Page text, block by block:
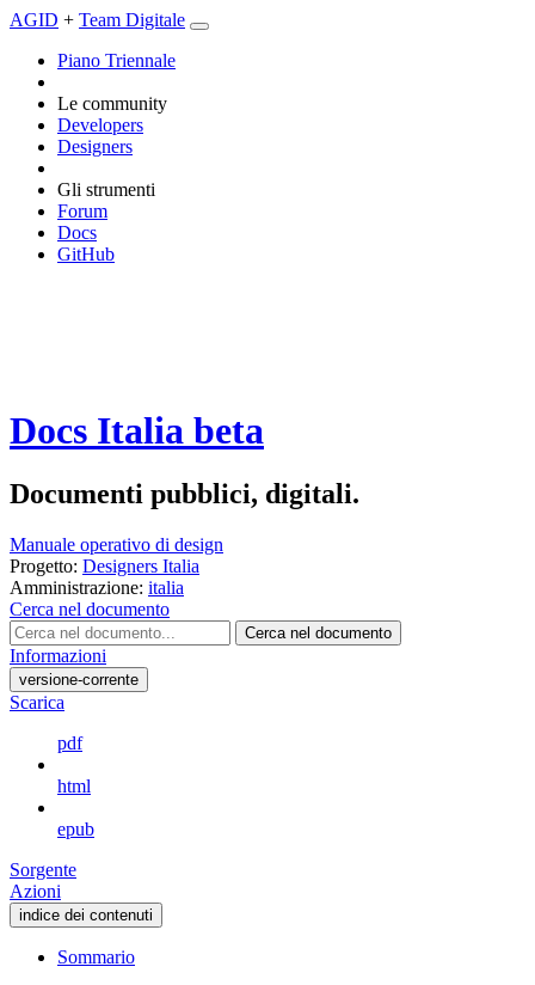
AGID + Team Digitale
Piano Triennale
Le community
Developers
Designers
Gli strumenti
Forum
Docs
GitHub
Docs Italia beta
Documenti pubblici, digitali.
Manuale operativo di design
Progetto: Designers Italia
Amministrazione: italia
Cerca nel documento
Cerca nel documento
Informazioni
versione-corrente
Scarica
pdf
html
epub
Sorgente
Azioni
indice dei contenuti
Sommario